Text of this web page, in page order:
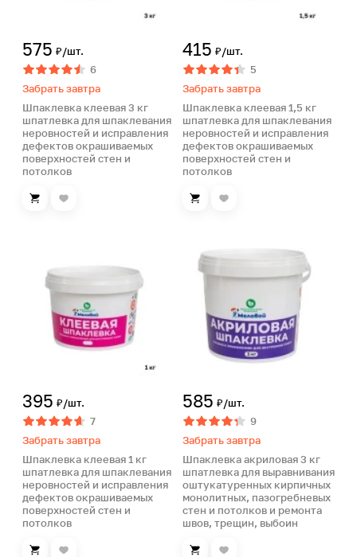
575 ₽/шт.
6
Забрать завтра
Шпаклевка клеевая 3 кг
шпатлевка для шпаклевания
неровностей и исправления
дефектов окрашиваемых
поверхностей стен и
потолков
415 ₽/шт.
5
Забрать завтра
Шпаклевка клеевая 1,5 кг
шпатлевка для шпаклевания
неровностей и исправления
дефектов окрашиваемых
поверхностей стен и
потолков
395 ₽/шт.
7
Забрать завтра
Шпаклевка клеевая 1 кг
шпатлевка для шпаклевания
неровностей и исправления
дефектов окрашиваемых
поверхностей стен и
потолков
585 ₽/шт.
9
Забрать завтра
Шпаклевка акриловая 3 кг
шпатлевка для выравнивания
оштукатуренных кирпичных
монолитных, пазогребневых
стен и потолков и ремонта
швов, трещин, выбоин